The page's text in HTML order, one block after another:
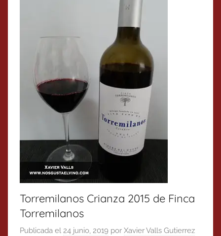
Torremilanos Crianza 2015 de Finca
Torremilanos
Publicada el 24 junio, 2019 por Xavier Valls Gutierrez